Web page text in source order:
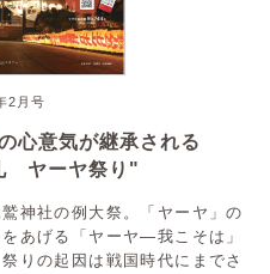
2月号
心意気が継承される
ヤーヤ祭り"
神社の例大祭。「ヤーヤ」の
あげる「ヤーヤ―我こそは」
りの起因は戦国時代にまでさ